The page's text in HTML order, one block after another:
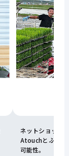
ネットショップ
Atouchとふるさ
可能性。